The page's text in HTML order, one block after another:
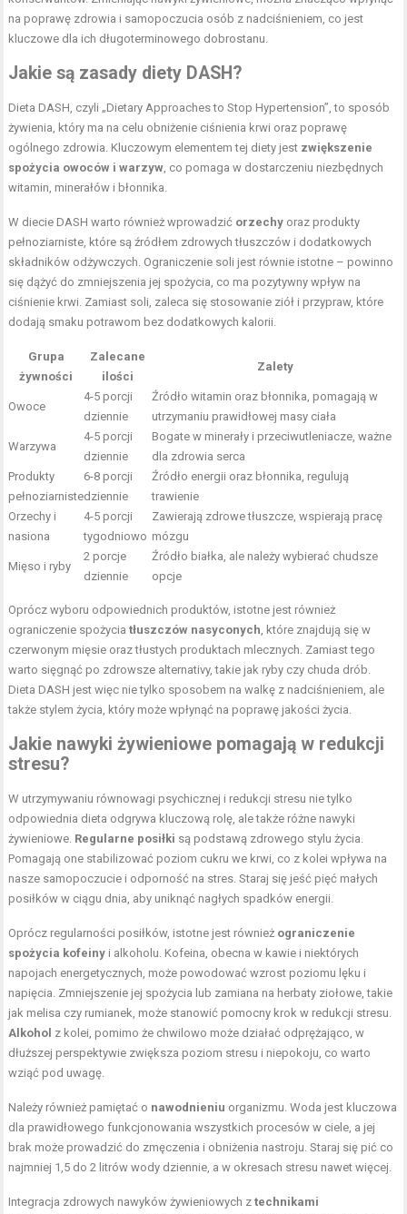
na poprawę zdrowia i samopoczucia osób z nadciśnieniem, co jest
kluczowe dla ich długoterminowego dobrostanu.
Jakie są zasady diety DASH?
Dieta DASH, czyli „Dietary Approaches to Stop Hypertension”, to sposób
żywienia, który ma na celu obniżenie ciśnienia krwi oraz poprawę
ogólnego zdrowia. Kluczowym elementem tej diety jest zwiększenie
spożycia owoców i warzyw, co pomaga w dostarczeniu niezbędnych
witamin, minerałów i błonnika.
W diecie DASH warto również wprowadzić orzechy oraz produkty
pełnoziarniste, które są źródłem zdrowych tłuszczów i dodatkowych
składników odżywczych. Ograniczenie soli jest równie istotne – powinno
się dążyć do zmniejszenia jej spożycia, co ma pozytywny wpływ na
ciśnienie krwi. Zamiast soli, zaleca się stosowanie ziół i przypraw, które
dodają smaku potrawom bez dodatkowych kalorii.
Grupa
żywności
Zalecane
ilości
Zalety
Owoce
4-5 porcji
dziennie
Źródło witamin oraz błonnika, pomagają w
utrzymaniu prawidłowej masy ciała
Warzywa
4-5 porcji
dziennie
Bogate w minerały i przeciwutleniacze, ważne
dla zdrowia serca
Produkty
pełnoziarniste
6-8 porcji
dziennie
Źródło energii oraz błonnika, regulują
trawienie
Orzechy i
nasiona
4-5 porcji
tygodniowo
Zawierają zdrowe tłuszcze, wspierają pracę
mózgu
Mięso i ryby
2 porcje
dziennie
Źródło białka, ale należy wybierać chudsze
opcje
Oprócz wyboru odpowiednich produktów, istotne jest również
ograniczenie spożyciatłuszczów nasyconych, które znajdują się w
czerwonym mięsie oraz tłustych produktach mlecznych. Zamiast tego
warto sięgnąć po zdrowsze alternativy, takie jak ryby czy chuda drób.
Dieta DASH jest więc nie tylko sposobem na walkę z nadciśnieniem, ale
także stylem życia, który może wpłynąć na poprawę jakości życia.
Jakie nawyki żywieniowe pomagają w redukcji
stresu?
W utrzymywaniu równowagi psychicznej i redukcji stresu nie tylko
odpowiednia dieta odgrywa kluczową rolę, ale także różne nawyki
żywieniowe. Regularne posiłki są podstawą zdrowego stylu życia.
Pomagają one stabilizować poziom cukru we krwi, co z kolei wpływa na
nasze samopoczucie i odporność na stres. Staraj się jeść pięć małych
posiłków w ciągu dnia, aby uniknąć nagłych spadków energii.
Oprócz regularności posiłków, istotne jest również ograniczenie
spożycia kofeiny i alkoholu. Kofeina, obecna w kawie i niektórych
napojach energetycznych, może powodować wzrost poziomu lęku i
napięcia. Zmniejszenie jej spożycia lub zamiana na herbaty ziołowe, takie
jak melisa czy rumianek, może stanowić pomocny krok w redukcji stresu.
Alkohol z kolei, pomimo że chwilowo może działać odprężająco, w
dłuższej perspektywie zwiększa poziom stresu i niepokoju, co warto
wziąć pod uwagę.
Należy również pamiętać o nawodnieniu organizmu. Woda jest kluczowa
dla prawidłowego funkcjonowania wszystkich procesów w ciele, a jej
brak może prowadzić do zmęczenia i obniżenia nastroju. Staraj się pić co
najmniej 1,5 do 2 litrów wody dziennie, a w okresach stresu nawet więcej.
Integracja zdrowych nawyków żywieniowych ztechnikami